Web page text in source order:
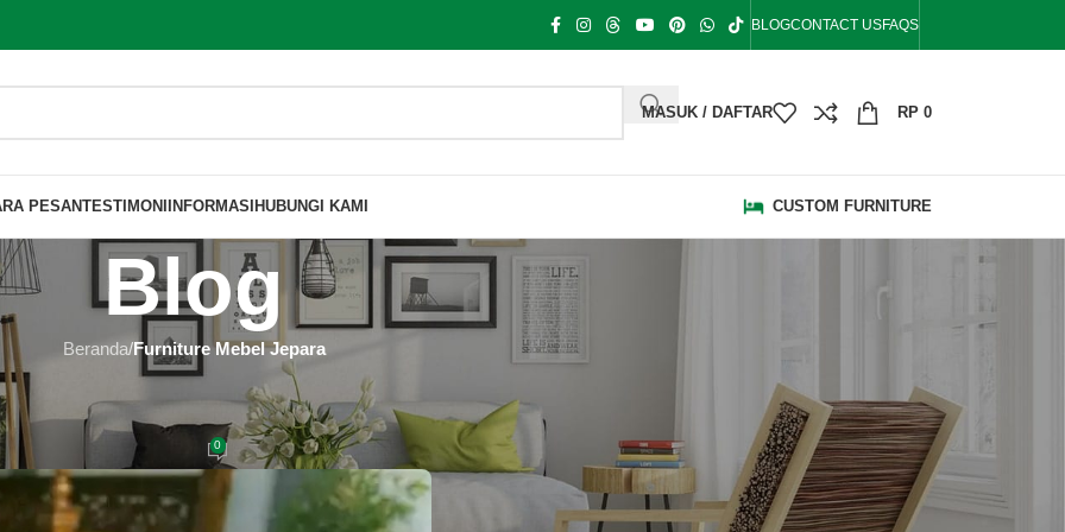
BLOGCONTACT USFAQS
MASUK / DAFTAR RP 0
PESANTESTIMONI INFORMASI HUBUNGI KAMI CUSTOM FURNITURE
Blog
Beranda/Furniture Mebel Jepara
JEPARA
Karawang 100% Asli Jepara
Aktif 2020-01-12 0
Bangku Taman
Bufet Hias